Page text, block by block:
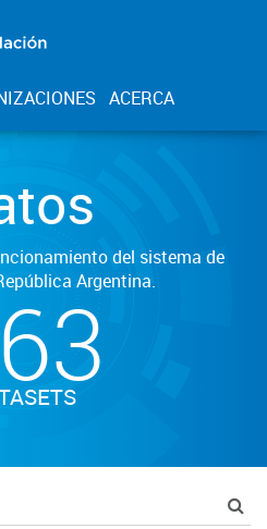
ACERCA
del sistema de
Argentina.